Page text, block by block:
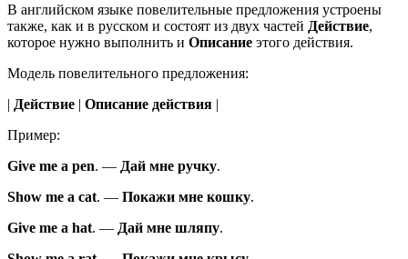
В английском языке повелительные предложения устроены
также, как и в русском и состоят из двух частей Действие,
которое нужно выполнить и Описание этого действия.
Модель повелительного предложения:
| Действие | Описание действия |
Пример:
Give me a pen. — Дай мне ручку.
Show me a cat. — Покажи мне кошку.
Give me a hat. — Дай мне шляпу.